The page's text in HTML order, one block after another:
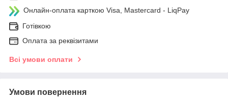
Онлайн-оплата карткою Visa, Mastercard - LiqPay
Готівкою
Оплата за реквізитами
Всі умови оплати
Умови повернення